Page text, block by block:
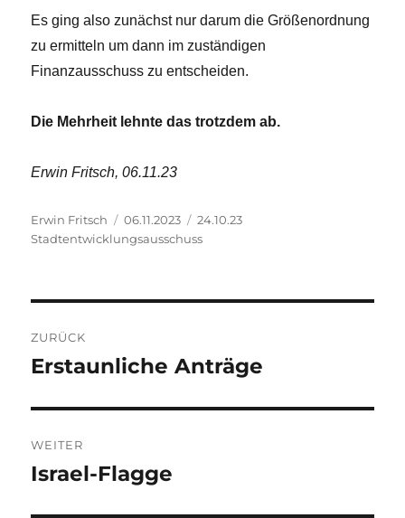
Es ging also zunächst nur darum die Größenordnung
zu ermitteln um dann im zuständigen
Finanzausschuss zu entscheiden.
Die Mehrheit lehnte das trotzdem ab.
Erwin Fritsch, 06.11.23
Autor
Erwin Fritsch
Veröffentlicht
am
06.11.2023 Kategorien
24.10.23
Stadtentwicklungsausschuss
ZURÜCK
Vorheriger
Erstaunliche Anträge
WEITER
Nächster
Israel-Flagge